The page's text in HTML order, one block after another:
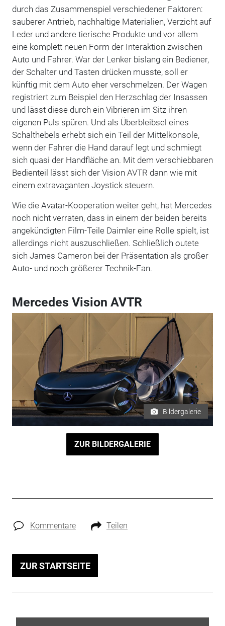
durch das Zusammenspiel verschiedener Faktoren:
sauberer Antrieb, nachhaltige Materialien, Verzicht auf
Leder und andere tierische Produkte und vor allem
eine komplett neuen Form der Interaktion zwischen
Auto und Fahrer. War der Lenker bislang ein Bediener,
der Schalter und Tasten drücken musste, soll er
künftig mit dem Auto eher verschmelzen. Der Wagen
registriert zum Beispiel den Herzschlag der Insassen
und lässt diese durch ein Vibrieren im Sitz ihren
eigenen Puls spüren. Und als Überbleibsel eines
Schalthebels erhebt sich ein Teil der Mittelkonsole,
wenn der Fahrer die Hand darauf legt und schmiegt
sich quasi der Handfläche an. Mit dem verschiebbaren
Bedienteil lässt sich der Vision AVTR dann wie mit
einem extravaganten Joystick steuern.
Wie die Avatar-Kooperation weiter geht, hat Mercedes
noch nicht verraten, dass in einem der beiden bereits
angekündigten Film-Teile Daimler eine Rolle spielt, ist
allerdings nicht auszuschließen. Schließlich outete
sich James Cameron bei der Präsentation als großer
Auto- und noch größerer Technik-Fan.
Mercedes Vision AVTR
Bildergalerie
ZUR BILDERGALERIE
Kommentare Teilen
ZUR STARTSEITE